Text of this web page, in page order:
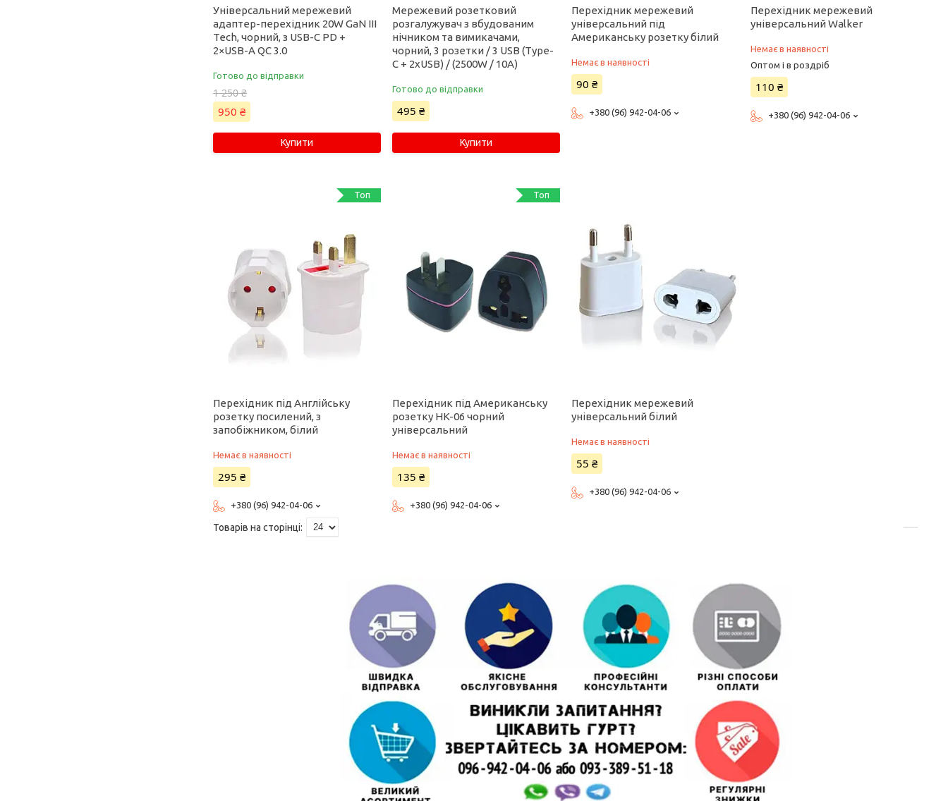
Універсальний мережевий
адаптер-перехідник 20W GaN III
Tech, чорний, з USB-C PD +
2×USB-A QC 3.0
Готово до відправки
1 250 ₴
950 ₴
Купити
Мережевий розетковий
розгалужувач з вбудованим
нічником та вимикачами,
чорний, 3 розетки / 3 USB (Type-
C + 2xUSB) / (2500W / 10A)
Готово до відправки
495 ₴
Купити
Перехідник мережевий
універсальний під
Американську розетку білий
Немає в наявності
90 ₴
+380 (96) 942-04-06
Перехідник мережевий
універсальний Walker
Немає в наявності
Оптом і в роздріб
110 ₴
+380 (96) 942-04-06
Топ
Перехідник під Англійську
розетку посилений, з
запобіжником, білий
Немає в наявності
295 ₴
+380 (96) 942-04-06
Топ
Перехідник під Американську
розетку HK-06 чорний
універсальний
Немає в наявності
135 ₴
+380 (96) 942-04-06
Перехідник мережевий
універсальний білий
Немає в наявності
55 ₴
+380 (96) 942-04-06